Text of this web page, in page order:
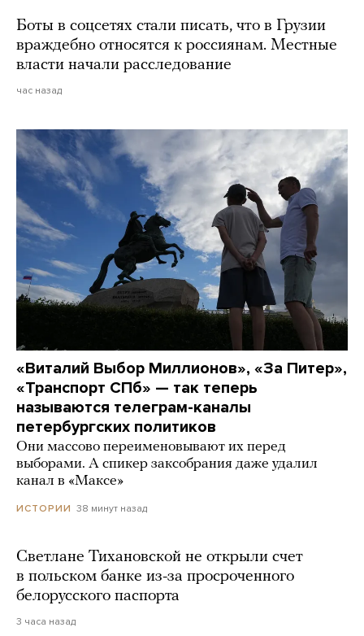
Боты в соцсетях стали писать, что в Грузии
враждебно относятся к россиянам. Местные
власти начали расследование
час назад
«Виталий Выбор Миллионов», «За Питер»,
«Транспорт СПб» — так теперь
называются телеграм-каналы
петербургских политиков
Они массово переименовывают их перед
выборами. А спикер заксобрания даже удалил
канал в «Максе»
ИСТОРИИ 38 минут назад
Светлане Тихановской не открыли счет
в польском банке из-за просроченного
белорусского паспорта
3 часа назад